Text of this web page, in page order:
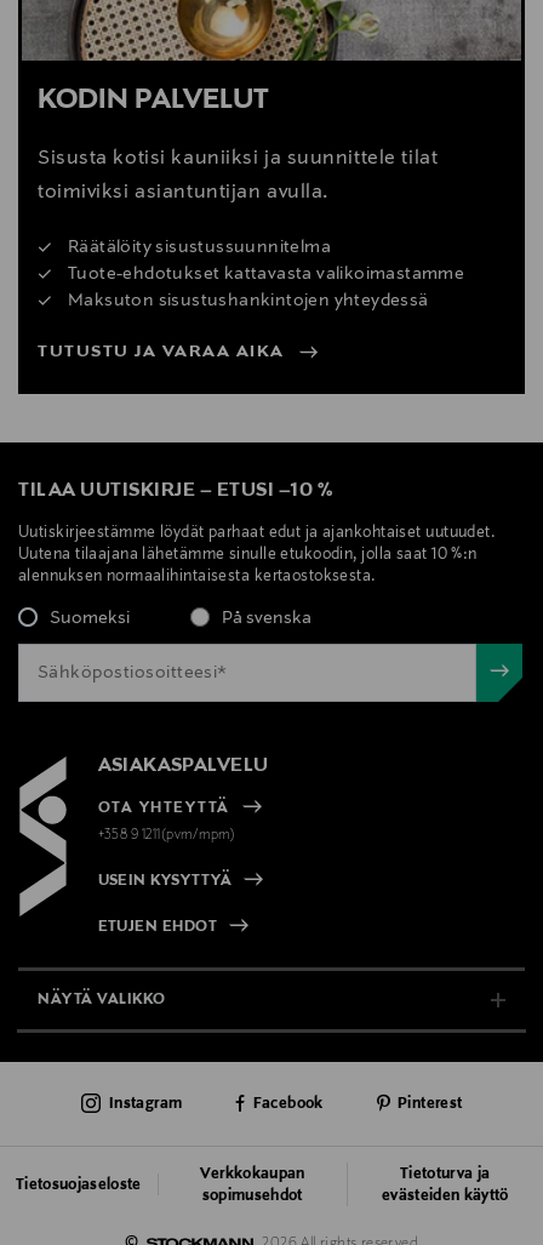
KODIN PALVELUT
Sisusta kotisi kauniiksi ja suunnittele tilat
toimiviksi asiantuntijan avulla.
Räätälöity sisustussuunnitelma
Tuote-ehdotukset kattavasta valikoimastamme
Maksuton sisustushankintojen yhteydessä
TUTUSTU JA VARAA AIKA
TILAA UUTISKIRJE – ETUSI –10 %
Uutiskirjeestämme löydät parhaat edut ja ajankohtaiset uutuudet.
Uutena tilaajana lähetämme sinulle etukoodin, jolla saat 10 %:n
alennuksen normaalihintaisesta kertaostoksesta.
Suomeksi På svenska
ASIAKASPALVELU
OTA YHTEYTTÄ
+358 9 1211(pvm/mpm)
USEIN KYSYTTYÄ
ETUJEN EHDOT
NÄYTÄ VALIKKO
AJANKOHTAISTA
Tietosuojaseloste
Verkkokaupan
sopimusehdot
Tietoturva ja
evästeiden käyttö
Instagram Facebook Pinterest